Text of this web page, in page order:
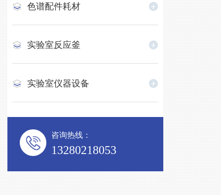
色谱配件耗材
实验室反应釜
实验室仪器设备
咨询热线：
13280218053